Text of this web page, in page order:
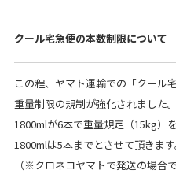
クール宅急便の本数制限について
この程、ヤマト運輸での「クール
重量制限の規制が強化されました。
1800mlが6本で重量規定（15kg）
1800mlは5本までとさせて頂きます
（※クロネコヤマトで発送の場合で